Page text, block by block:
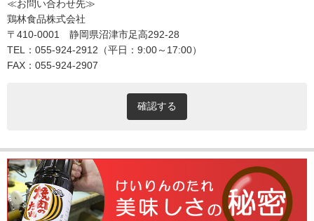
≪お問い合わせ先≫
鶏林食品株式会社
〒410-0001 静岡県沼津市足高292-28
TEL：055-924-2912（平日：9:00～17:00）
FAX：055-924-2907